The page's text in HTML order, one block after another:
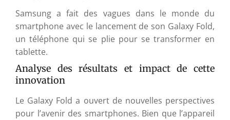
Samsung a fait des vagues dans le monde du
smartphone avec le lancement de son Galaxy Fold,
un téléphone qui se plie pour se transformer en
tablette.
Analyse des résultats et impact de cette
innovation
Le Galaxy Fold a ouvert de nouvelles perspectives
pour l’avenir des smartphones. Bien que l’appareil